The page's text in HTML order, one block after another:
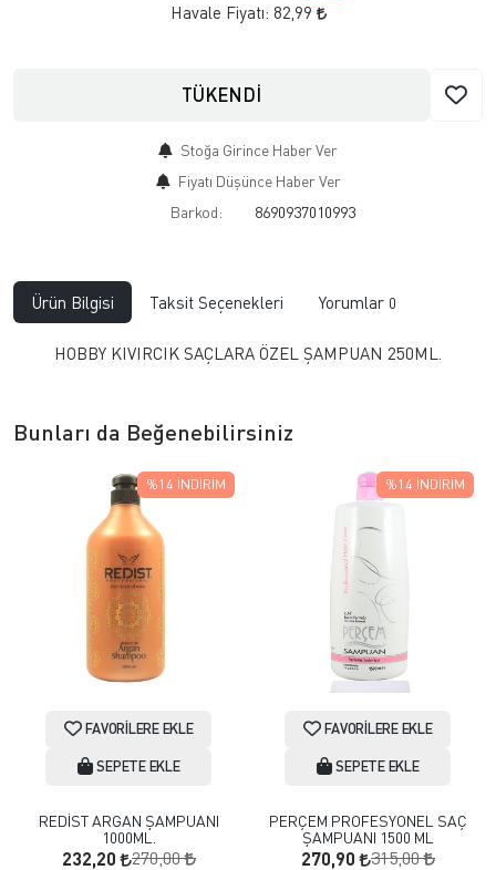
Havale Fiyatı: 82,99
TÜKENDİ
Stoğa Girince Haber Ver
Fiyatı Düşünce Haber Ver
Barkod:
8690937010993
Ürün Bilgisi Taksit Seçenekleri Yorumlar 0
HOBBY KIVIRCIK SAÇLARA ÖZEL ŞAMPUAN 250ML.
Bunları da Beğenebilirsiniz
FAVORILERE EKLE
SEPETE EKLE
REDİST ARGAN ŞAMPUANI
1000ML.
232,20 270,00
%14 İNDIRIM
FAVORILERE EKLE
SEPETE EKLE
PERÇEM PROFESYONEL SAÇ
ŞAMPUANI 1500 ML
270,90 315,00
%14 İNDIRIM